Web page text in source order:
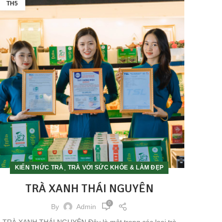
TH5
KIẾN THỨC TRÀ TRÀ VỚI SỨC KHỎE & LÀM ĐẸP
TRÀ XANH THÁI NGUYÊN
By Admin 0